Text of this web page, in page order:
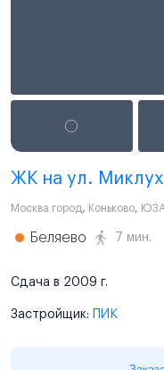
ЖК на ул.
Москва город, Коньково,
Беляево 7 мин.
Сдача в 2009 г.
Застройщик: ПИК